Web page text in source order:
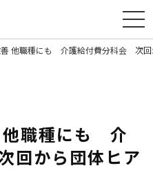
善 他職種にも 介護給付費分科会 次回
他職種にも 介
回から団体ヒア